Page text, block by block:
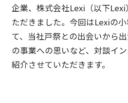
企業、株式会社Lexi（以下
ただきました。今回はLexiの
て、当社戸祭との出会いから
の事業への思いなど、対談イ
紹介させていただきます。